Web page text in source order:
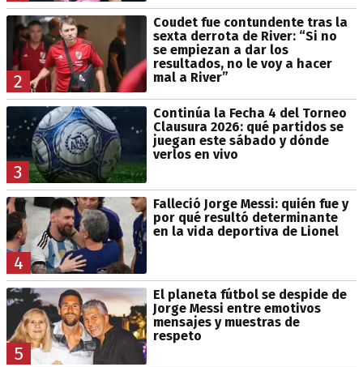
2
Coudet fue contundente tras la
sexta derrota de River: “Si no
se empiezan a dar los
resultados, no le voy a hacer
mal a River”
3
Continúa la Fecha 4 del Torneo
Clausura 2026: qué partidos se
juegan este sábado y dónde
verlos en vivo
4
Falleció Jorge Messi: quién fue y
por qué resultó determinante
en la vida deportiva de Lionel
5
El planeta fútbol se despide de
Jorge Messi entre emotivos
mensajes y muestras de
respeto